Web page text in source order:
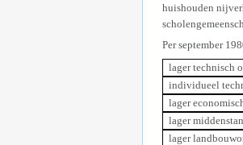
huishouden
Per september
lager technisch
individueel
lager
lager
lager